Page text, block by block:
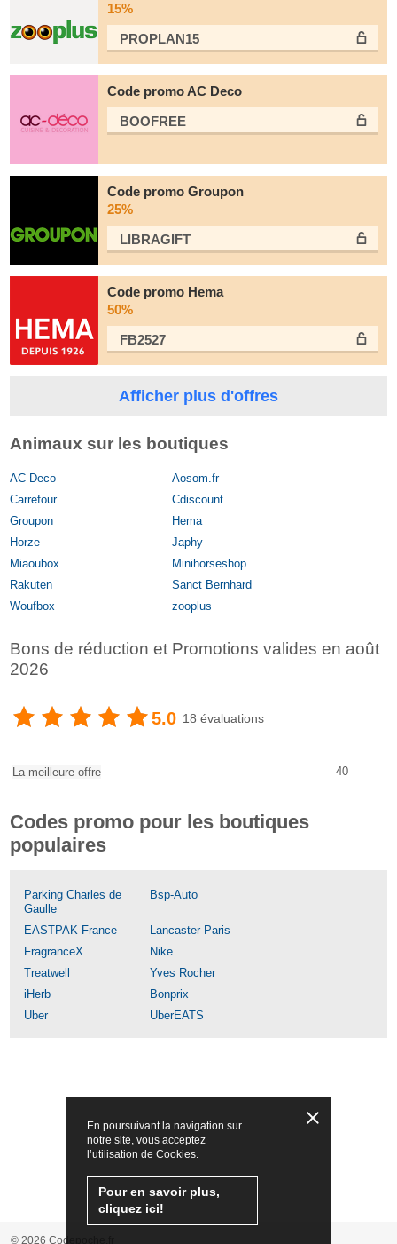
15%
PROPLAN15
Code promo AC Deco
BOOFREE
Code promo Groupon
25%
LIBRAGIFT
Code promo Hema
50%
FB2527
Afficher plus d'offres
Animaux sur les boutiques
AC Deco
Aosom.fr
Carrefour
Cdiscount
Groupon
Hema
Horze
Japhy
Miaoubox
Minihorseshop
Rakuten
Sanct Bernhard
Woufbox
zooplus
Bons de réduction et Promotions valides en août
2026
5.0 18 évaluations
La meilleure offre 40
Codes promo pour les boutiques
populaires
Parking Charles de
Gaulle
Bsp-Auto
EASTPAK France
Lancaster Paris
FragranceX
Nike
Treatwell
Yves Rocher
iHerb
Bonprix
Uber
UberEATS
© 2026 Codepoche.fr
En poursuivant la navigation sur
notre site, vous acceptez
l’utilisation de Cookies.
Pour en savoir plus,
cliquez ici!